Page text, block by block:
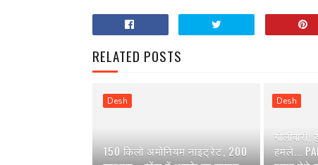
RELATED POSTS
Desh
150 किलो अमोनियम नाइट्रेट, 200
Desh
हमले...